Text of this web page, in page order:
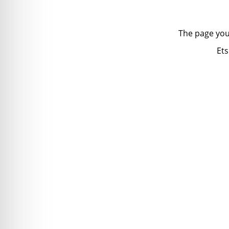
The page